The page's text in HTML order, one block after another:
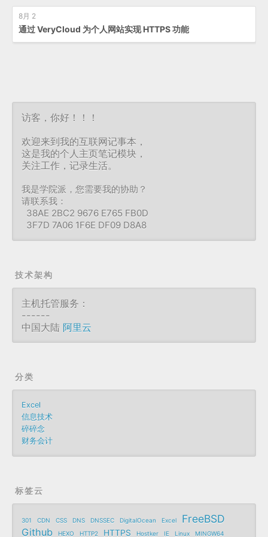
8月 2
通过 VeryCloud 为个人网站实现 HTTPS 功能
访客，你好！！！
欢迎来到我的互联网记事本，
这是我的个人主页笔记模块，
关注工作，记录生活。
我是学院派，您需要我的协助？
请联系我：
38AE 2BC2 9676 E765 FB0D
3F7D 7A06 1F6E DF09 D8A8
技术架构
主机托管服务：
------
中国大陆 阿里云
分类
Excel
信息技术
碎碎念
财务会计
标签云
301 CDN CSS DNS DNSSEC DigitalOcean Excel FreeBSD
Github HEXO HTTP2 HTTPS Hostker IE Linux MINGW64